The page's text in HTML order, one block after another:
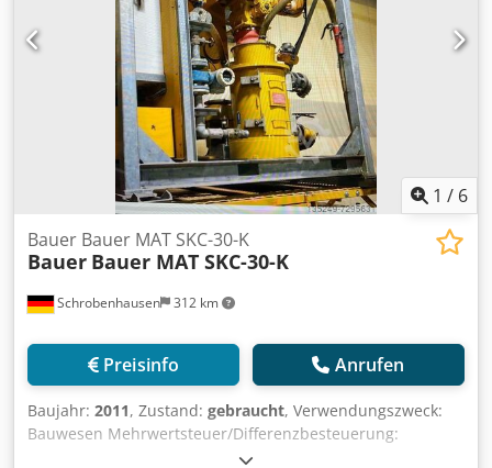
1 / 6
Schrobenhausen 312 km
Bauer Bauer MAT SKC-30-K
Bauer Bauer MAT SKC-30-K
Preisinfo Anrufen
Baujahr: 2011, Zustand: gebraucht, Verwendungszweck:
Bauwesen Mehrwertsteuer/Differenzbesteuerung:
Mehrwertsteuer abzugsfähig Wenden Sie sich an